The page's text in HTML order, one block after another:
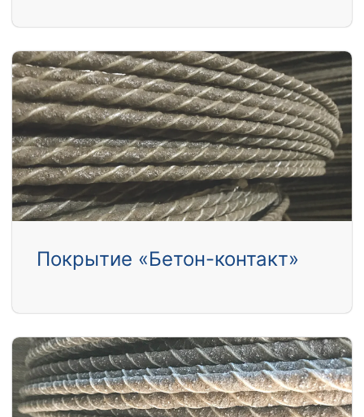
Покрытие «Бетон-контакт»